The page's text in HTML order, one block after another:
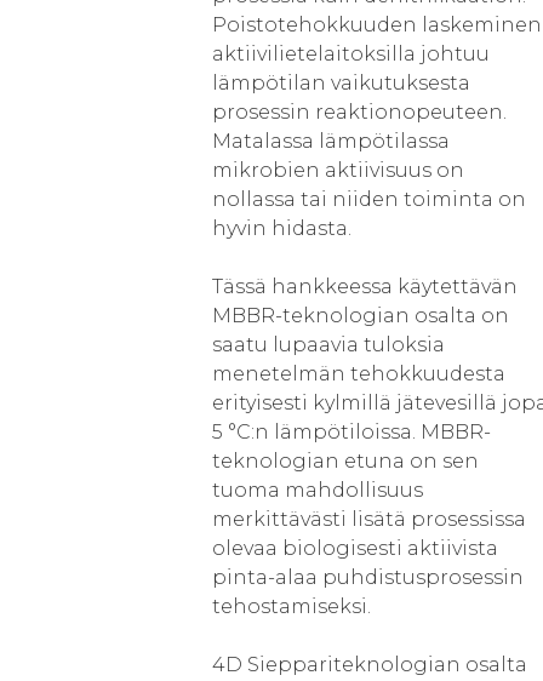
Poistotehokkuuden laskeminen
aktiivilietelaitoksilla johtuu
lämpötilan vaikutuksesta
prosessin reaktionopeuteen.
Matalassa lämpötilassa
mikrobien aktiivisuus on
nollassa tai niiden toiminta on
hyvin hidasta.
Tässä hankkeessa käytettävän
MBBR-teknologian osalta on
saatu lupaavia tuloksia
menetelmän tehokkuudesta
erityisesti kylmillä jätevesillä
5 °C:n lämpötiloissa. MBBR-
teknologian etuna on sen
tuoma mahdollisuus
merkittävästi lisätä prosessissa
olevaa biologisesti aktiivista
pinta-alaa puhdistusprosessin
tehostamiseksi.
4D Sieppariteknologian osalta